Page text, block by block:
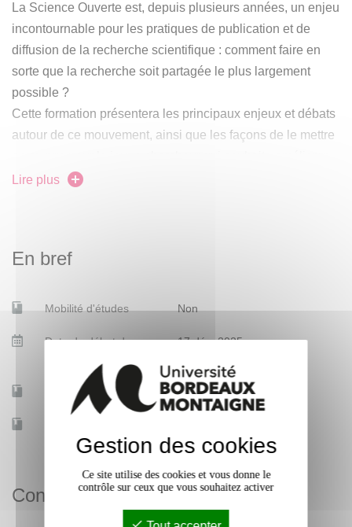
La Science Ouverte est, depuis plusieurs années, un enjeu
incontournable pour les pratiques de publication et de
diffusion de la recherche scientifique : comment faire en
sorte que la recherche soit partagée le plus largement
possible ?
Cette formation présentera les principaux enjeux et débats
autour de ce mouvement, ainsi que les façons de le mettre
la visibilité sur le Web de ses travaux passés et à venir.
Lire plus
En bref
Mobilité d'études Non
Date de début des
17 déc. 2025
Accessible à distance Non
Contacts
Gestion des cookies
Ce site utilise des cookies et vous donne le
contrôle sur ceux que vous souhaitez activer